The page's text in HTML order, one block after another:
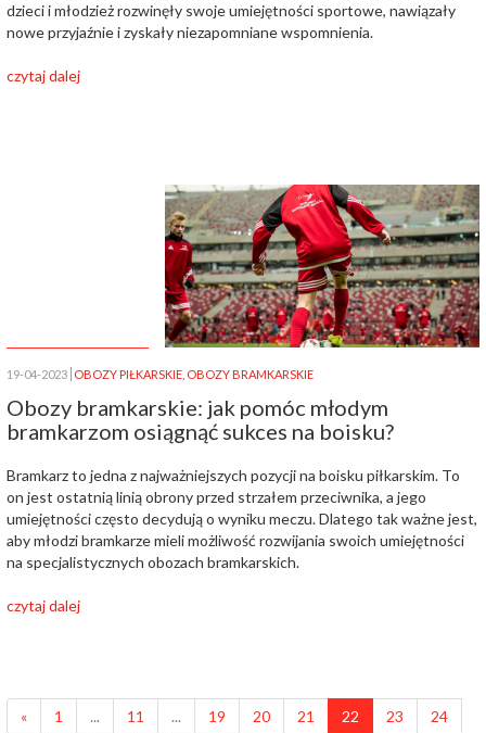
dzieci i młodzież rozwinęły swoje umiejętności sportowe, nawiązały
nowe przyjaźnie i zyskały niezapomniane wspomnienia.
czytaj dalej
19-04-2023 OBOZY PIŁKARSKIE OBOZY BRAMKARSKIE
Obozy bramkarskie: jak pomóc młodym
bramkarzom osiągnąć sukces na boisku?
Bramkarz to jedna z najważniejszych pozycji na boisku piłkarskim. To
on jest ostatnią linią obrony przed strzałem przeciwnika, a jego
umiejętności często decydują o wyniku meczu. Dlatego tak ważne jest,
aby młodzi bramkarze mieli możliwość rozwijania swoich umiejętności
na specjalistycznych obozach bramkarskich.
czytaj dalej
« 1 ... 11 ... 19 20 21 22 23
24